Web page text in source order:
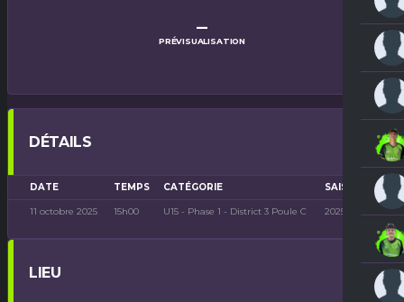
–
PRÉVISUALISATION
DÉTAILS
DATE TEMPS CATÉGORIE SAISON
11 octobre 2025 15h00 U15 - Phase 1 - District 3 Poule C 2025-2026
LIEU